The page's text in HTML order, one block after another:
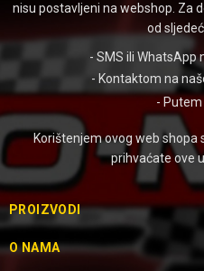
nisu postavljeni na webshop. Za
od
- SMS ili WhatsApp
- Kontaktom na
- Putem
Korištenjem ovog web shopa
prihvaćate ove
PROIZVODI
O NAMA